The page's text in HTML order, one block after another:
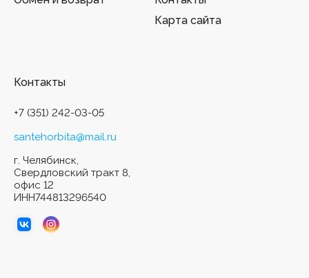
Карта сайта
Контакты
+7 (351) 242-03-05
santehorbita@mail.ru
г. Челябинск,
Свердловский тракт 8,
офис 12
ИНН744813296540